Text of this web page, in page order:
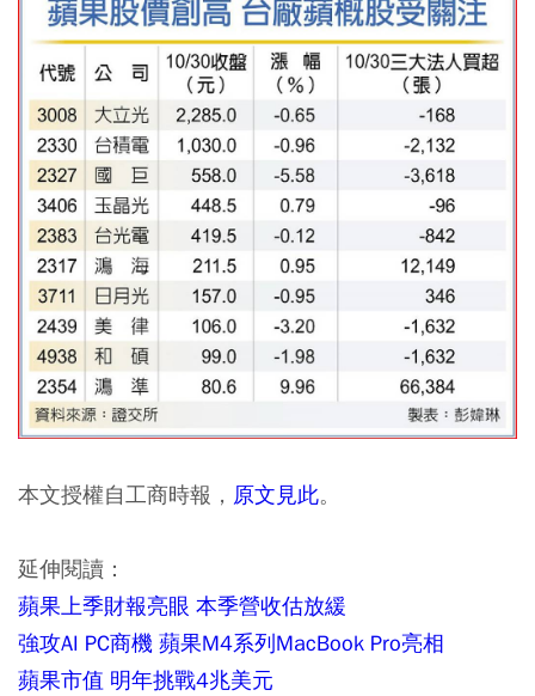
本文授權自工商時報， 原文見此。
延伸閱讀：
蘋果上季財報亮眼 本季營收估放緩
強攻AI PC商機 蘋果M4系列MacBook Pro亮相
蘋果市值 明年挑戰4兆美元